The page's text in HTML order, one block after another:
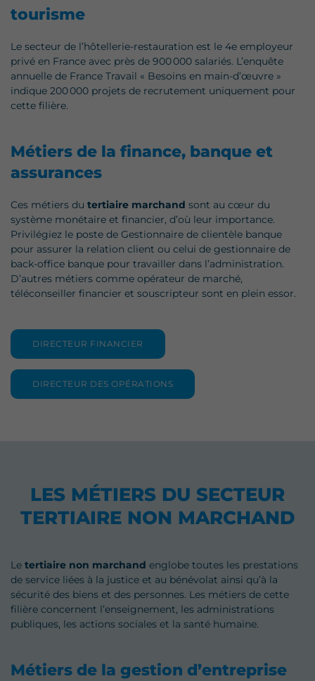
tourisme
Le secteur de l’hôtellerie-restauration est le 4e employeur
privé en France avec près de 900 000 salariés. L’enquête
annuelle de France Travail « Besoins en main-d’œuvre »
indique 200 000 projets de recrutement uniquement pour
cette filière.
Métiers de la finance, banque et
assurances
Ces métiers du tertiaire marchand sont au cœur du
système monétaire et financier, d’où leur importance.
Privilégiez le poste de Gestionnaire de clientèle banque
pour assurer la relation client ou celui de gestionnaire de
back-office banque pour travailler dans l’administration.
D’autres métiers comme opérateur de marché,
téléconseiller financier et souscripteur sont en plein essor.
DIRECTEUR FINANCIER
DIRECTEUR DES OPÉRATIONS
LES MÉTIERS DU SECTEUR
TERTIAIRE NON MARCHAND
Le tertiaire non marchand englobe toutes les prestations
de service liées à la justice et au bénévolat ainsi qu’à la
sécurité des biens et des personnes. Les métiers de cette
filière concernent l’enseignement, les administrations
publiques, les actions sociales et la santé humaine.
Métiers de la gestion d’entreprise